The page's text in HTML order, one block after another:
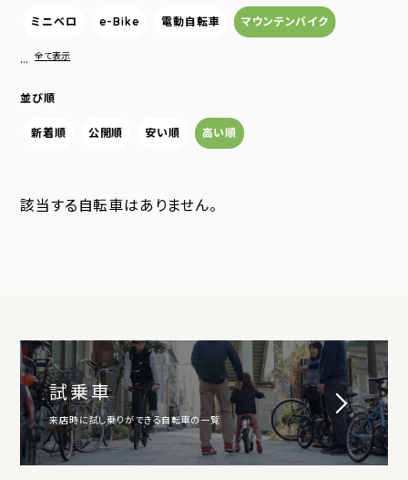
ミニベロ e-Bike 電動自転車 マウンテンバイク
… 全て表示
並び順
新着順 公開順 安い順 高い順
該当する自転車はありません。
試乗車
来店時に試し乗りができる自転車の一覧